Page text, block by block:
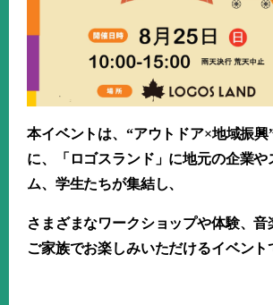
本イベントは、“アウトドア×地域振興
に、「ロゴスランド」に地元の企業や
ム、学生たちが集結し、
さまざまなワークショップや体験、音
ご家族でお楽しみいただけるイベント